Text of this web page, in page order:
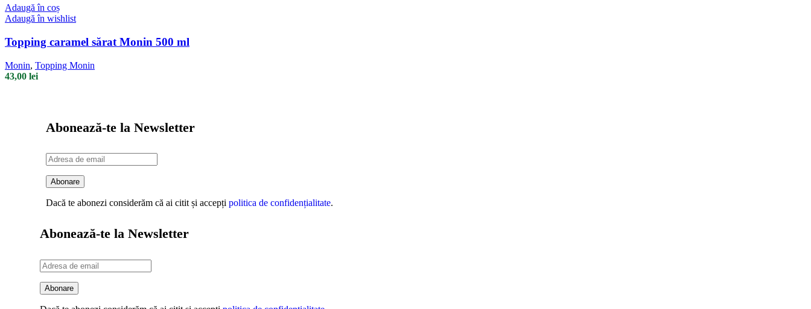
Adaugă în coș
Adaugă în wishlist
Topping caramel sărat Monin 500 ml
Monin, Topping Monin
43,00 lei
Abonează-te la Newsletter
Dacă te abonezi considerăm că ai citit și accepți politica de confidențialitate.
Abonează-te la Newsletter